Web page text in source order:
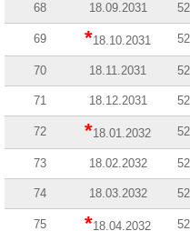
68 18.09.2031
69 *18.10.2031
70 18.11.2031
71 18.12.2031
72 *18.01.2032
73 18.02.2032
74 18.03.2032
75 *18.04.2032